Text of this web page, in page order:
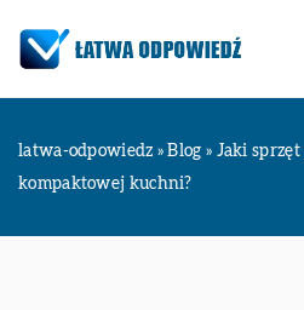
latwa-odpowiedz »Blog » Jaki
kompaktowej kuchni?